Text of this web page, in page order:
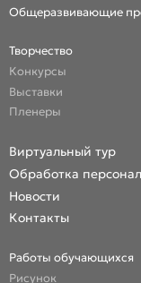
Общеразвивающие
Творчество
Конкурсы
Выставки
Пленеры
Виртуальный тур
Обработка
Новости
Контакты
Работы обучающихся
Рисунок